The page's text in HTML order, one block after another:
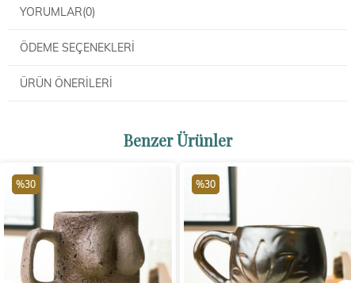
YORUMLAR(0)
ÖDEME SEÇENEKLERI
ÜRÜN ÖNERILERI
Benzer Ürünler
%30 %30